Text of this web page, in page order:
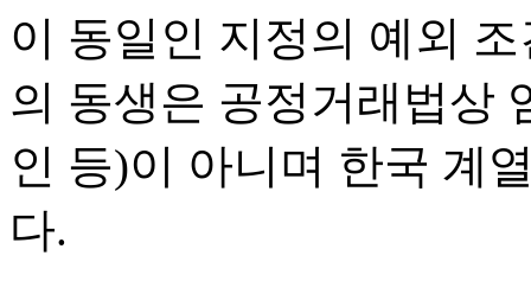
이 동일인 지정의 예외
의 동생은 공정거래법상
인 등)이 아니며 한국 계
다.